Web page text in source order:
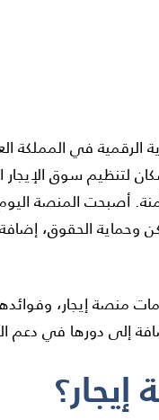
الرقمية في
لتنظيم سوق
أصبحت المنصة
الحقوق،
منصة إيجار،
إلى دورها في دعم